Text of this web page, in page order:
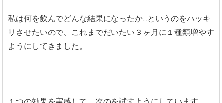
私は何を飲んでどんな結果になったか...というのをハッキ
リさせたいので、これまでだいたい３ヶ月に１種類増やす
ようにしてきました。
１つの効果を実感して、次のを試すようにしています。